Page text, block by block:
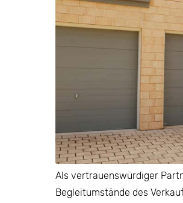
Als vertrauenswürdiger
Begleitumstände des